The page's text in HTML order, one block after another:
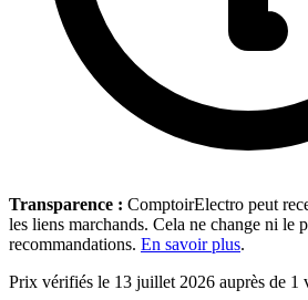
Transparence : ComptoirElectro peut
les liens marchands. Cela ne change ni le
recommandations. En savoir plus.
Prix vérifiés le 13 juillet 2026 auprès de 1